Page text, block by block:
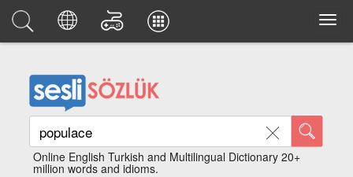
Online English Turkish and Multilingual Dictionary 20+
million words and idioms.